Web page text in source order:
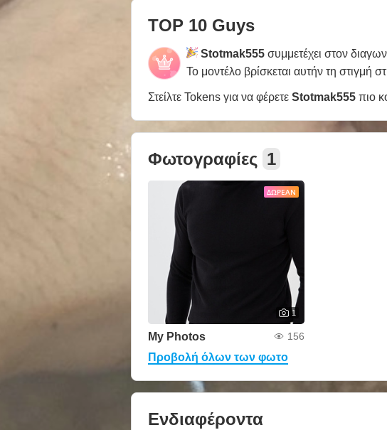
TOP 10 Guys
Stotmak555 συμμετέχει στον
Το μοντέλο βρίσκεται αυτήν τη στιγμή
Στείλτε Tokens για να φέρετε Stotmak555 πιο
Φωτογραφίες 1
ΔΩΡΕΆΝ
1
My Photos 156
Προβολή όλων των φωτο
Ενδιαφέροντα